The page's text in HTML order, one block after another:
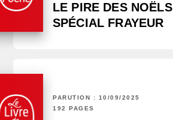
LE PIRE DES NOËLS
SPÉCIAL FRAYEUR
PARUTION : 10/09/2025
192 PAGES